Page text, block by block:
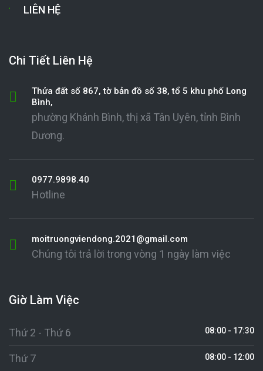
LIÊN HỆ
Chi Tiết Liên Hệ
Thửa đất số 867, tờ bản đồ số 38, tổ 5 khu phố Long
Bình,
phường Khánh Bình, thị xã Tân Uyên, tỉnh Bình
Dương.
0977.9898.40
Hotline
moitruongviendong.2021@gmail.com
Chúng tôi trả lời trong vòng 1 ngày làm việc
Giờ Làm Việc
Thứ 2 - Thứ 6 08:00 - 17:30
Thứ 7 08:00 - 12:00